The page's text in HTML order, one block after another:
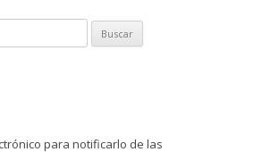
para notificarlo de las